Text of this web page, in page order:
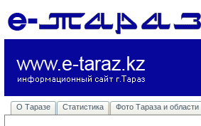
О Таразе Статистика Фото Тараза и области